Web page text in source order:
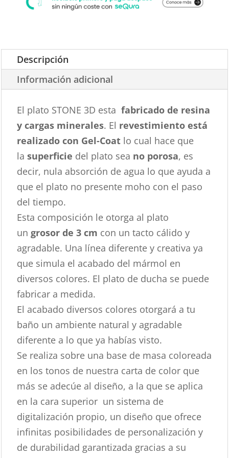
Descripción
Información adicional
El plato STONE 3D estafabricado de resina
y cargas minerales. El revestimiento está
realizado con Gel-Coat lo cual hace que
lasuperficie del plato sea no porosa, es
decir, nula absorción de agua lo que ayuda a
que el plato no presente moho con el paso
del tiempo.
Esta composición le otorga al plato
un grosor de 3 cm con un tacto cálido y
agradable. Una línea diferente y creativa ya
que simula el acabado del mármol en
diversos colores. El plato de ducha se puede
fabricar a medida.
El acabado diversos colores otorgará a tu
baño un ambiente natural y agradable
diferente a lo que ya habías visto.
Se realiza sobre una base de masa coloreada
en los tonos de nuestra carta de color que
más se adecúe al diseño, a la que se aplica
en la cara superior un sistema de
digitalización propio, un diseño que ofrece
infinitas posibilidades de personalización y
de durabilidad garantizada gracias a su